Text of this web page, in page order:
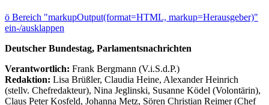
ö Bereich "markupOutput(format=HTML, markup=Herausgeber)"
ein-/ausklappen
Deutscher Bundestag, Parlamentsnachrichten
Verantwortlich: Frank Bergmann (V.i.S.d.P.)
Redaktion: Lisa Brüßler, Claudia Heine, Alexander Heinrich
(stellv. Chefredakteur), Nina Jeglinski, Susanne Ködel (Volontärin),
Claus Peter Kosfeld, Johanna Metz, Sören Christian Reimer (Chef